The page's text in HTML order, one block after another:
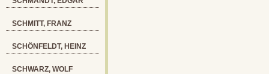
SCHMITT, FRANZ
SCHÖNFELDT, HEINZ
SCHWARZ, WOLF